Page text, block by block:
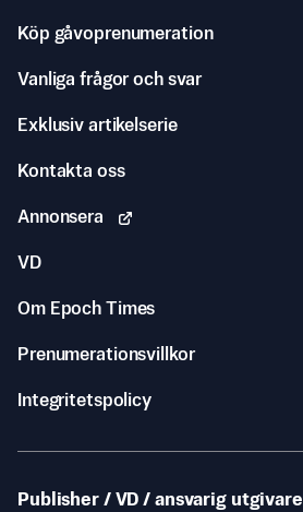
Köp gåvoprenumeration
Vanliga frågor och svar
Exklusiv artikelserie
Kontakta oss
Annonsera
VD
Om Epoch Times
Prenumerationsvillkor
Integritetspolicy
Publisher / VD / ansvarig utgivare